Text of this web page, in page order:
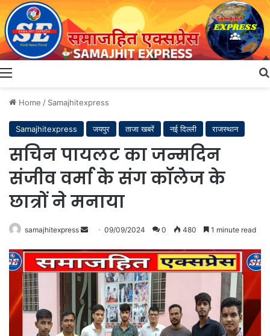
Menu
Home / Samajhitexpress
Samajhitexpress जयपुर ताजा खबरें नई दिल्ली राजस्थान
सचिन पायलट का जन्मदिन
संजीव वर्मा के संग कॉलेज के
छात्रों ने मनाया
samajhitexpress
Send
email
09/09/2024 0 480 1 minute read